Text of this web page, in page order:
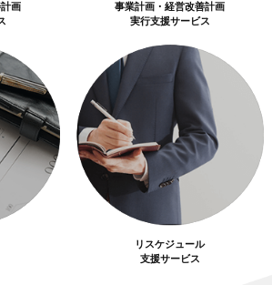
画
事業計画・経営改善計画
実行支援サービス
リスケジュール
支援サービス